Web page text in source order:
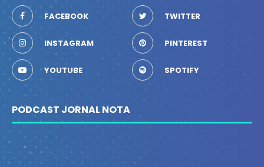
FACEBOOK TWITTER
INSTAGRAM PINTEREST
YOUTUBE SPOTIFY
PODCAST JORNAL NOTA